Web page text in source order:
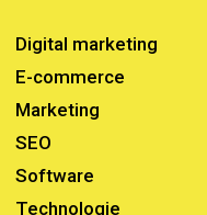
Digital marketing
E-commerce
Marketing
SEO
Software
Technologie